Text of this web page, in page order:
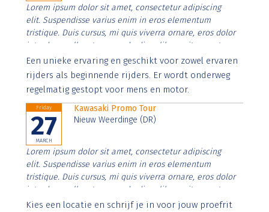
Lorem ipsum dolor sit amet, consectetur adipiscing
elit. Suspendisse varius enim in eros elementum
tristique. Duis cursus, mi quis viverra ornare, eros dolor
interdum nulla, ut commodo diam libero vitae erat.
Aenean faucibus nibh et justo cursus id rutrum lorem
imperdiet. Nunc ut sem vitae risus tristique posuere.
Een unieke ervaring en geschikt voor zowel ervaren
rijders als beginnende rijders. Er wordt onderweg
regelmatig gestopt voor mens en motor.
Friday
27
MARCH
Kawasaki Promo Tour
Nieuw Weerdinge (DR)
Lorem ipsum dolor sit amet, consectetur adipiscing
elit. Suspendisse varius enim in eros elementum
tristique. Duis cursus, mi quis viverra ornare, eros dolor
interdum nulla, ut commodo diam libero vitae erat.
Aenean faucibus nibh et justo cursus id rutrum lorem
Kies een locatie en schrijf je in voor jouw proefrit